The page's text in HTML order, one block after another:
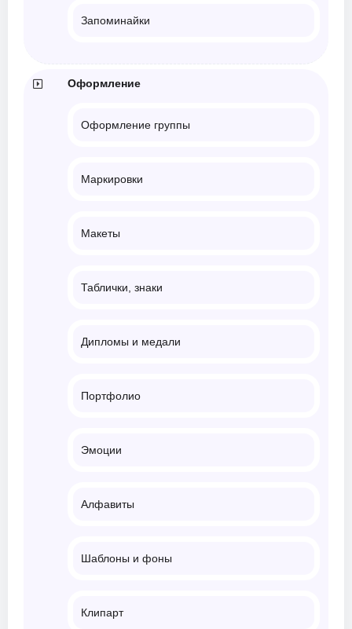
Запоминайки
Оформление
Оформление группы
Маркировки
Макеты
Таблички, знаки
Дипломы и медали
Портфолио
Эмоции
Алфавиты
Шаблоны и фоны
Клипарт